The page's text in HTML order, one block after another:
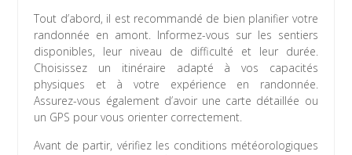
Tout d’abord, il est recommandé de bien planifier votre
randonnée en amont. Informez-vous sur les sentiers
disponibles, leur niveau de difficulté et leur durée.
Choisissez un itinéraire adapté à vos capacités
physiques et à votre expérience en randonnée.
Assurez-vous également d’avoir une carte détaillée ou
un GPS pour vous orienter correctement.
Avant de partir, vérifiez les conditions météorologiques